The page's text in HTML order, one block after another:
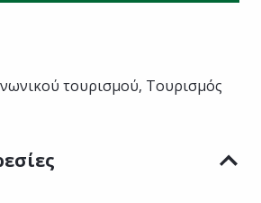
τουρισμού, Τουρισμός